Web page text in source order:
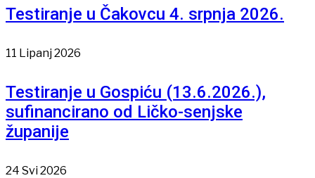
Testiranje u Čakovcu 4. srpnja 2026.
11 Lipanj 2026
Testiranje u Gospiću (13.6.2026.),
sufinancirano od Ličko-senjske
županije
24 Svi 2026